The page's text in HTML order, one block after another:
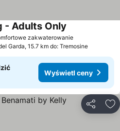
zakwaterowanie
- Adults Only
Garda, 15.7 km do: Tremosine
Wyświetl ceny